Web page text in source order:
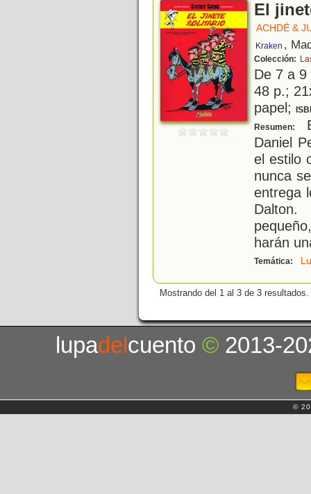
El
ACHDÉ &
Kraken ,
Colección:
De 7 a
48 p.;
papel;
Resumen:
Daniel
el estilo
nunca
entrega
harán
Temática:
Mostrando del 1 al 3 de 3 resultados.
lupadelcuento© 2013-
©